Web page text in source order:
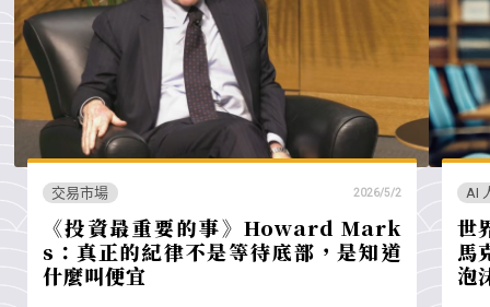
交易市場 2026/5/2
《投資最重要的事》Howard Mark
s：真正的紀律不是等待底部，是知道
什麼叫便宜
AI
世
馬
泡